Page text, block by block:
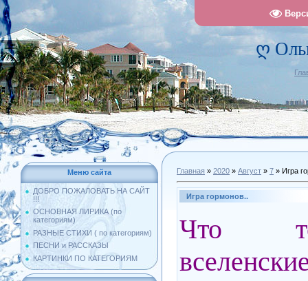
ღ
Меню сайта
ДОБРО ПОЖАЛОВАТЬ НА САЙТ
!!!
ОСНОВНАЯ ЛИРИКА (по
категориям)
РАЗНЫЕ СТИХИ ( по категориям)
ПЕСНИ и РАССКАЗЫ
КАРТИНКИ ПО КАТЕГОРИЯМ
Главная » 2020 » Август » 7 » Игра
Игра гормонов..
Что